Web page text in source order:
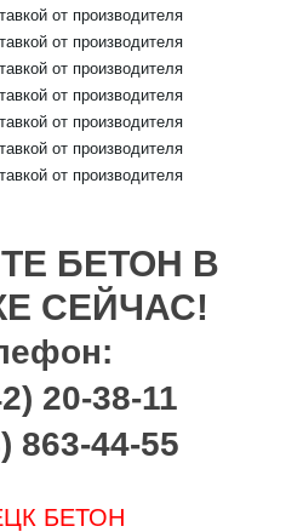
БЕТОН В
СЕЙЧАС!
20-38-11
863-44-55
БЕТОН